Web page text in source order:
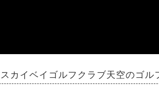
カイベイゴルフクラブ天空のゴル